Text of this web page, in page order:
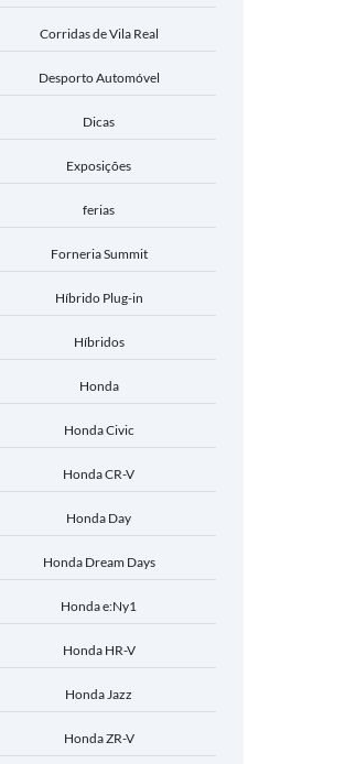
Corridas de Vila Real
Desporto Automóvel
Dicas
Exposições
ferias
Forneria Summit
Híbrido Plug-in
Híbridos
Honda
Honda Civic
Honda CR-V
Honda Day
Honda Dream Days
Honda e:Ny1
Honda HR-V
Honda Jazz
Honda ZR-V